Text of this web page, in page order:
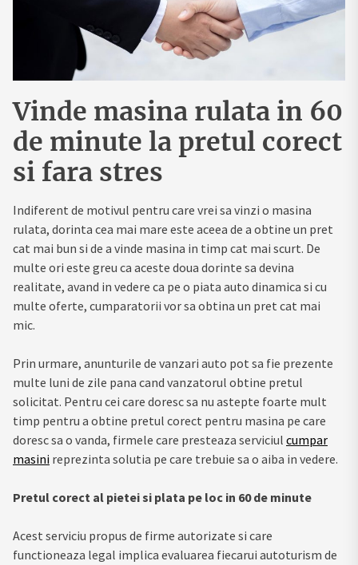
Vinde masina rulata in 60
de minute la pretul corect
si fara stres
Indiferent de motivul pentru care vrei sa vinzi o masina
rulata, dorinta cea mai mare este aceea de a obtine un pret
cat mai bun si de a vinde masina in timp cat mai scurt. De
multe ori este greu ca aceste doua dorinte sa devina
realitate, avand in vedere ca pe o piata auto dinamica si cu
multe oferte, cumparatorii vor sa obtina un pret cat mai
mic.
Prin urmare, anunturile de vanzari auto pot sa fie prezente
multe luni de zile pana cand vanzatorul obtine pretul
solicitat. Pentru cei care doresc sa nu astepte foarte mult
timp pentru a obtine pretul corect pentru masina pe care
doresc sa o vanda, firmele care presteaza serviciul cumpar
masini reprezinta solutia pe care trebuie sa o aiba in vedere.
Pretul corect al pietei si plata pe loc in 60 de minute
Acest serviciu propus de firme autorizate si care
functioneaza legal implica evaluarea fiecarui autoturism de